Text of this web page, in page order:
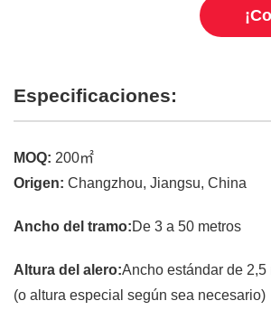
Especificaciones:
MOQ: 200㎡
Origen: Changzhou, Jiangsu, China
Ancho del tramo:De 3 a 50 metros
Altura del alero:Ancho estándar de 2,5
(o altura especial según sea necesario)